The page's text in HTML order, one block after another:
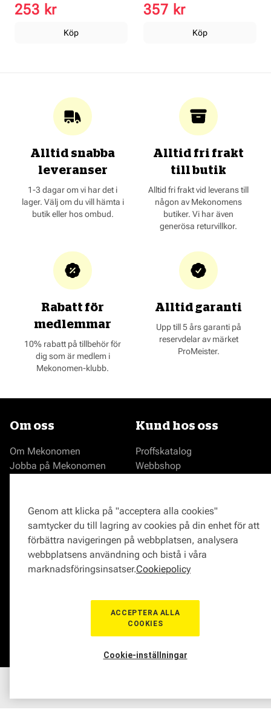
253 kr
Köp
357 kr
Köp
Alltid snabba
leveranser
1-3 dagar om vi har det i
lager. Välj om du vill hämta i
butik eller hos ombud.
Alltid fri frakt
till butik
Alltid fri frakt vid leverans till
någon av Mekonomens
butiker. Vi har även
generösa returvillkor.
Rabatt för
medlemmar
10% rabatt på tillbehör för
dig som är medlem i
Mekonomen-klubb.
Alltid garanti
Upp till 5 års garanti på
reservdelar av märket
ProMeister.
Om oss
Om Mekonomen
Jobba på Mekonomen
Tyck till om oss
Varumärken hos Mekonomen
Bilmärken
Kund hos oss
Proffskatalog
Webbshop
Bildelar
Medlemskap
Delbetala
Behandling av
personuppgifter
Våra bilverkstäder i Sverige
Frågor om produkter?
program
Logga in som verkstad
Genom att klicka på "acceptera alla cookies"
samtycker du till lagring av cookies på din enhet för att
förbättra navigeringen på webbplatsen, analysera
webbplatsens användning och bistå i våra
marknadsföringsinsatser.Cookiepolicy
ACCEPTERA ALLA
COOKIES
Cookie-inställningar